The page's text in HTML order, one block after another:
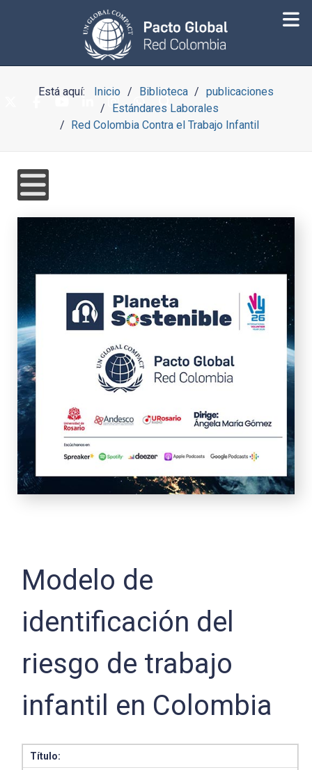
Está aquí: Inicio Biblioteca
publicaciones
Estándares Laborales
Red Colombia Contra el Trabajo Infantil
Modelo de
identificación del
riesgo de trabajo
infantil en Colombia
Título: